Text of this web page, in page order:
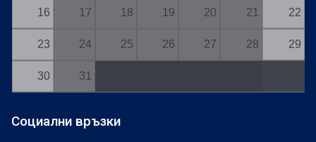
16 17 18 19 20 21 22
23 24 25 26 27 28 29
30 31
Социални връзки